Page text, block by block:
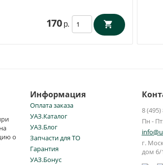
170 р.
о
Информация
Оплата заказа
УАЗ.Каталог
УАЗ.Блог
Запчасти для ТО
Гарантия
УАЗ.Бонус
8 (495)
Пн -
г.
дом 6/